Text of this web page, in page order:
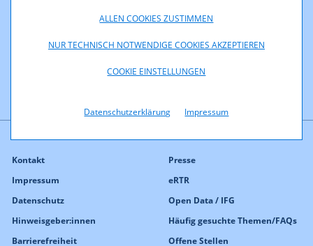
ALLEN COOKIES ZUSTIMMEN
NUR TECHNISCH NOTWENDIGE COOKIES AKZEPTIEREN
COOKIE EINSTELLUNGEN
Datenschutzerklärung Impressum
Kontakt
Impressum
Datenschutz
Hinweisgeber:innen
Barrierefreiheit
Presse
eRTR
Open Data / IFG
Häufig gesuchte Themen/FAQs
Offene Stellen